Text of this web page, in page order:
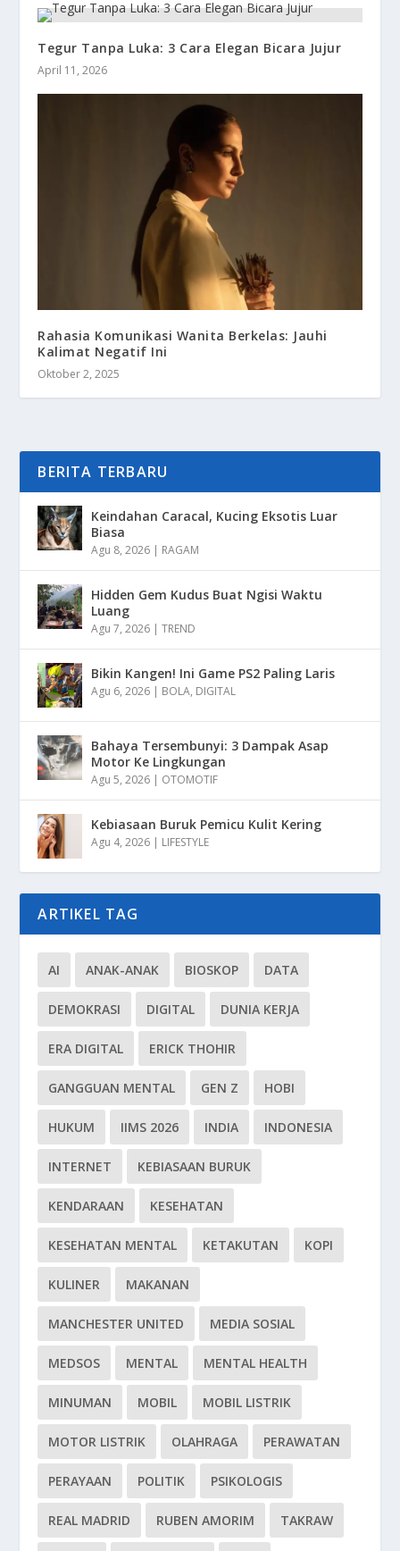
Tegur Tanpa Luka: 3 Cara Elegan Bicara Jujur
April 11, 2026
Rahasia Komunikasi Wanita Berkelas: Jauhi
Kalimat Negatif Ini
Oktober 2, 2025
BERITA TERBARU
Keindahan Caracal, Kucing Eksotis Luar
Biasa
Agu 8, 2026 | RAGAM
Hidden Gem Kudus Buat Ngisi Waktu
Luang
Agu 7, 2026 |TREND
Bikin Kangen! Ini Game PS2 Paling Laris
Agu 6, 2026 | BOLA, DIGITAL
Bahaya Tersembunyi: 3 Dampak Asap
Motor Ke Lingkungan
Agu 5, 2026 | OTOMOTIF
Kebiasaan Buruk Pemicu Kulit Kering
Agu 4, 2026 | LIFESTYLE
ARTIKEL TAG
AI ANAK-ANAK BIOSKOP DATA
DEMOKRASI DIGITAL DUNIA KERJA
ERA DIGITAL ERICK THOHIR
GANGGUAN MENTAL GEN Z HOBI
HUKUM IIMS 2026 INDIA INDONESIA
INTERNET KEBIASAAN BURUK
KENDARAAN KESEHATAN
KESEHATAN MENTAL KETAKUTAN KOPI
KULINER MAKANAN
MANCHESTER UNITED MEDIA SOSIAL
MEDSOS MENTAL MENTAL HEALTH
MINUMAN MOBIL MOBIL LISTRIK
MOTOR LISTRIK OLAHRAGA PERAWATAN
PERAYAAN POLITIK PSIKOLOGIS
REAL MADRID RUBEN AMORIM TAKRAW